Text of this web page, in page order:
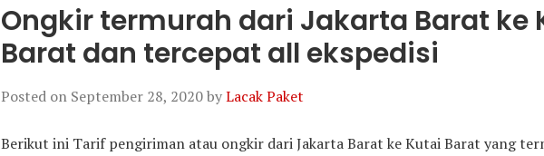
Ongkir termurah dari Jakarta Barat ke
Barat dan tercepat all ekspedisi
Posted on September 28, 2020byLacak Paket
Berikut ini Tarif pengiriman atau ongkir dari Jakarta Barat ke Kutai Barat yang